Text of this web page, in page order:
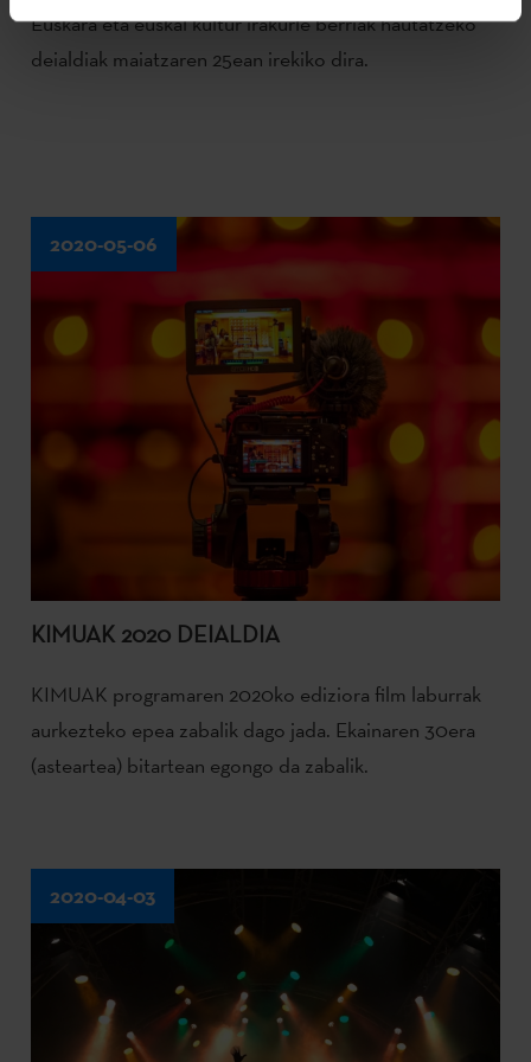
Euskara eta euskal kultur irakurle berriak hautatzeko
deialdiak maiatzaren 25ean irekiko dira.
2020-05-06
KIMUAK 2020 DEIALDIA
KIMUAK programaren 2020ko ediziora film laburrak
aurkezteko epea zabalik dago jada. Ekainaren 30era
(asteartea) bitartean egongo da zabalik.
2020-04-03